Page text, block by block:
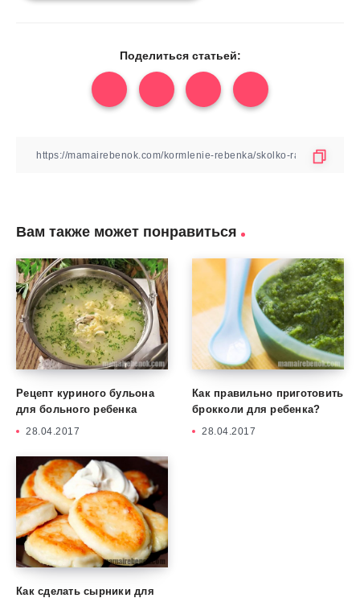
Поделиться статьей:
Вам также может понравиться
Рецепт куриного бульона
для больного ребенка
28.04.2017
Как правильно приготовить
брокколи для ребенка?
28.04.2017
Как сделать сырники для